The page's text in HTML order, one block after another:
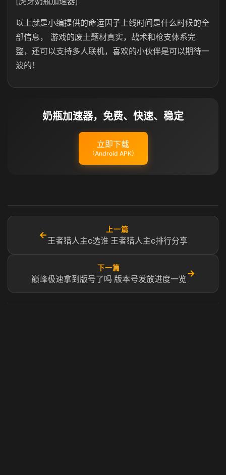
以上就是小编提供的命运因子上线时间是什么时候的全
部信息， 游戏的废土题材真实，战术和枪支体系完
整，还可以支持多人联机，喜欢的小伙伴是可以期待一
波的！
奶瓶加速器，免费、快速、稳定
立即下载
（Android APK）
←
上一篇
王者猎人主c选谁 王者猎人主c排行分享
下一篇
巅峰极速拿到版号了吗 版本号发放进度一览
→